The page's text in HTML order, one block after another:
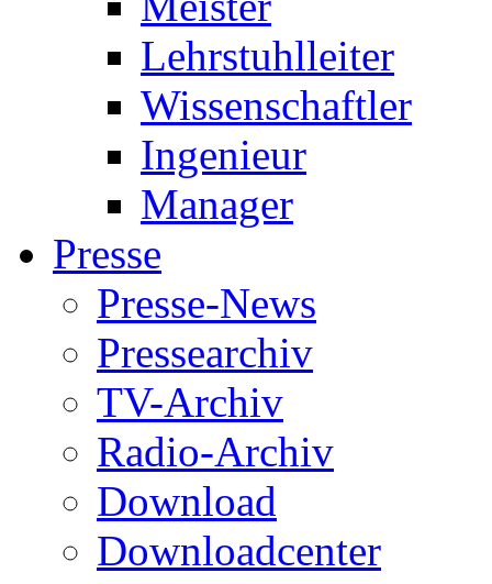
Lehrstuhlleiter
Wissenschaftler
Ingenieur
Manager
Presse
Presse-News
Pressearchiv
TV-Archiv
Radio-Archiv
Download
Downloadcenter